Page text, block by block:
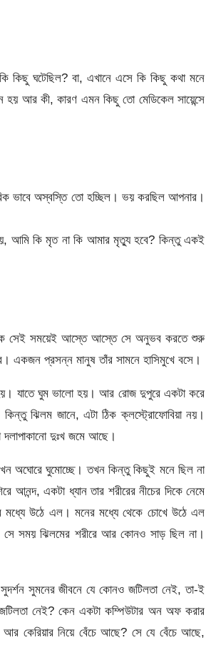
ঘটেছিল? বা, এখানে এসে কি কিছু কথা মনে
আর কী, কারণ এমন কিছু তো মেডিকেল সায়েন্সে
ভাবে অস্বস্তি তো হচ্ছিল। ভয় করছিল আপনার।
আমি কি মৃত না কি আমার মৃত্যু হবে? কিন্তু একই
ঠিক সেই সময়েই আস্তে আস্তে সে অনুভব করতে শুরু
একজন প্রসন্ন মানুষ তাঁর সামনে হাসিমুখে বসে।
যাতে ঘুম ভালো হয়। আর রোজ দুপুরে একটা করে
ঝিলম জানে, এটা ঠিক ক্লস্ট্রোফোবিয়া নয়।
দুঃখ জমে আছে।
অঘোরে ঘুমোচ্ছে। তখন কিন্তু কিছুই মনে ছিল না
আনন্দ, একটা ধ্যান তার শরীরের নীচের দিকে নেমে
মধ্যে উঠে এল। মনের মধ্যে থেকে চোখে উঠে এল
সময় ঝিলমের শরীরে আর কোনও সাড় ছিল না।
সুমনের জীবনে যে কোনও জটিলতা নেই, তা-ই
নেই? কেন একটা কম্পিউটার অন অফ করার
কেরিয়ার নিয়ে বেঁচে আছে? সে যে বেঁচে আছে,